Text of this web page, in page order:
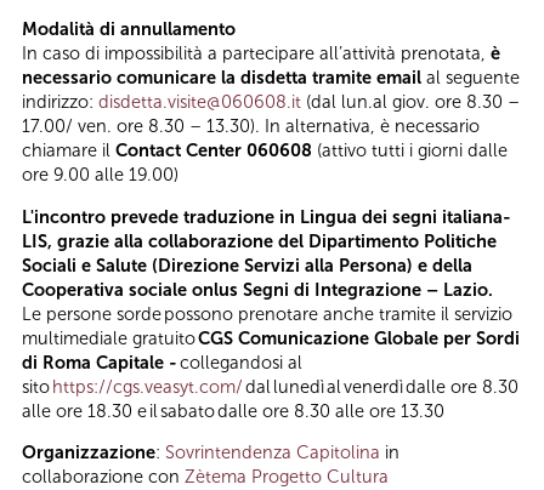
Modalità di annullamento
In caso di impossibilità a partecipare all’attività prenotata, è
necessario comunicare la disdetta tramite email al seguente
indirizzo: disdetta.visite@060608.it (dal lun.al giov. ore 8.30 –
17.00/ ven. ore 8.30 – 13.30). In alternativa, è necessario
chiamare il Contact Center 060608 (attivo tutti i giorni dalle
ore 9.00 alle 19.00)
L'incontro prevede traduzione in Lingua dei segni italiana-
LIS, grazie alla collaborazione del Dipartimento Politiche
Sociali e Salute (Direzione Servizi alla Persona) e della
Cooperativa sociale onlus Segni di Integrazione – Lazio.
Le persone sorde possono prenotare anche tramite il servizio
multimediale gratuitoCGS Comunicazione Globale per Sordi
di Roma Capitale -collegandosi al
sitohttps://cgs.veasyt.com/dal lunedì al venerdì dalle ore 8.30
alle ore 18.30 e il sabato dalle ore 8.30 alle ore 13.30
Organizzazione: Sovrintendenza Capitolina in
collaborazione con Zètema Progetto Cultura